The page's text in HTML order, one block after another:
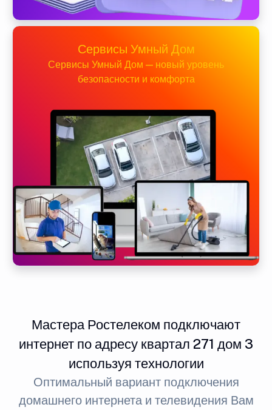
Сервисы Умный Дом
Сервисы Умный Дом — новый уровень
безопасности и комфорта
Мастера Ростелеком подключают
интернет по адресу квартал 271 дом 3
используя технологии
Оптимальный вариант подключения
домашнего интернета и телевидения Вам